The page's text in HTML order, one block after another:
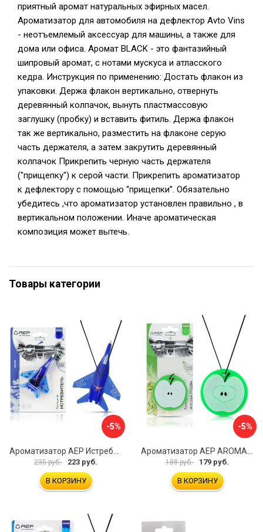
приятный аромат натуральных эфирных масел.
Ароматизатор для автомобиля на дефлектор Avto Vins
- неотъемлемый аксессуар для машины, а также для
дома или офиса. Аромат BLACK - это фантазийный
шипровый аромат, с нотами мускуса и атласского
кедра. Инструкция по применению: Достать флакон из
упаковки. Держа флакон вертикально, отвернуть
деревянный колпачок, вынуть пластмассовую
заглушку (пробку) и вставить фитиль. Держа флакон
так же вертикально, разместить на флаконе серую
часть держателя, а затем закрутить деревянный
колпачок Прикрепить черную часть держателя
("прищепку") к серой части. Прикрепить ароматизатор
к дефлектору с помощью “прищепки”. Обязательно
убедитесь ,что ароматизатор установлен правильно , в
вертикальном положении. Иначе ароматическая
композиция может вытечь.
Товары категории
-5%
235 руб. 223 руб.
В КОРЗИНУ
-5%
188 руб. 179 руб.
В КОРЗИНУ